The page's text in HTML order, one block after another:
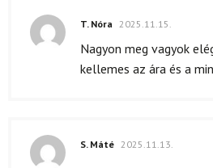
T. Nóra 2025.11.15.
Nagyon meg vagyok
kellemes az ára és a
S. Máté 2025.11.13.